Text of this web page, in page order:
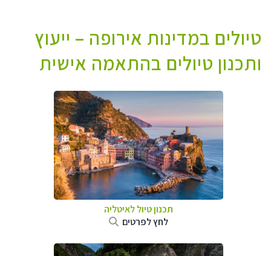
טיולים במדינות אירופה – ייעוץ
ותכנון טיולים בהתאמה אישית
תכנון טיול לאיטליה
לחץ לפרטים